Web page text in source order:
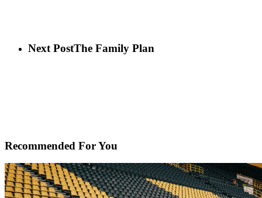
Next PostThe Family Plan
Recommended For You